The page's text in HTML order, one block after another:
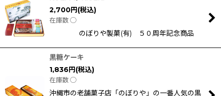
2,700円(税込)
在庫数 ◯
のぼりや製菓(有) ５０周年記念商品
黒糖ケーキ
1,836円(税込)
在庫数 ◯
沖縄市の老舗菓子店「のぼりや」の一番人気の黒